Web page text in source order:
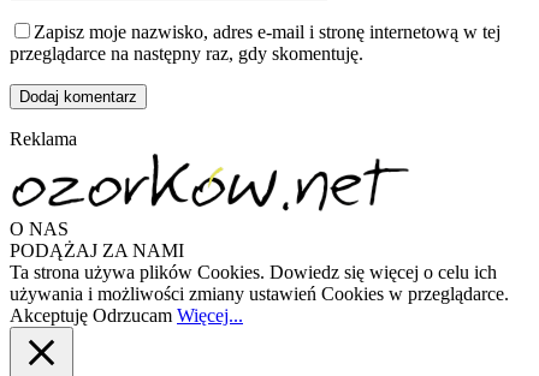
Zapisz moje nazwisko, adres e-mail i stronę internetową w tej
przeglądarce na następny raz, gdy skomentuję.
Reklama
O NAS
PODĄŻAJ ZA NAMI
Ta strona używa plików Cookies. Dowiedz się więcej o celu ich
używania i możliwości zmiany ustawień Cookies w przeglądarce.
Akceptuję Odrzucam Więcej...